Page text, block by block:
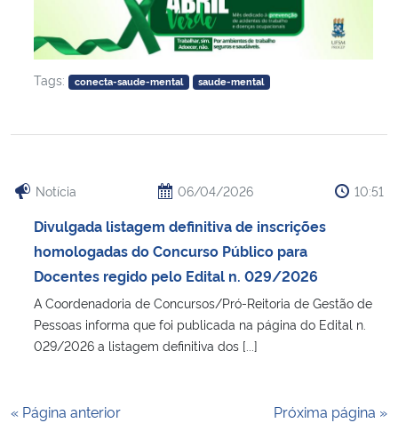
Tags: conecta-saude-mental saude-mental
Notícia 06/04/2026 10:51
Divulgada listagem definitiva de inscrições
homologadas do Concurso Público para
Docentes regido pelo Edital n. 029/2026
A Coordenadoria de Concursos/Pró-Reitoria de Gestão de
Pessoas informa que foi publicada na página do Edital n.
029/2026 a listagem definitiva dos [...]
« Página anterior
Próxima página »